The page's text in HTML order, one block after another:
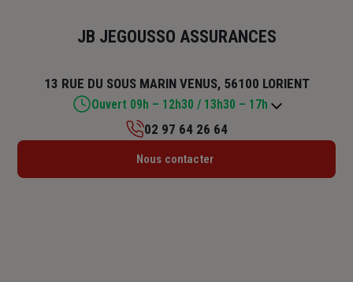
JB JEGOUSSO ASSURANCES
13 RUE DU SOUS MARIN VENUS, 56100 LORIENT
Ouvert 09h – 12h30 / 13h30 – 17h
Lundi : 09h – 12h30 / 13h30 – 18h
02 97 64 26 64
Nous contacter